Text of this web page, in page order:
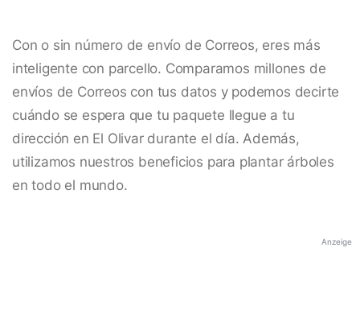
Con o sin número de envío de Correos, eres más
inteligente con parcello. Comparamos millones de
envíos de Correos con tus datos y podemos decirte
cuándo se espera que tu paquete llegue a tu
dirección en El Olivar durante el día. Además,
utilizamos nuestros beneficios para plantar árboles
en todo el mundo.
Anzeige